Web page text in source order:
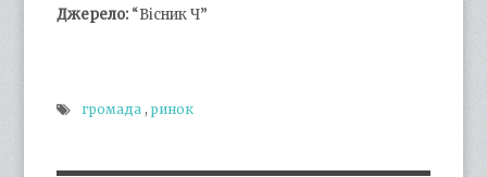
Джерело: “Вісник Ч”
громада ,ринок